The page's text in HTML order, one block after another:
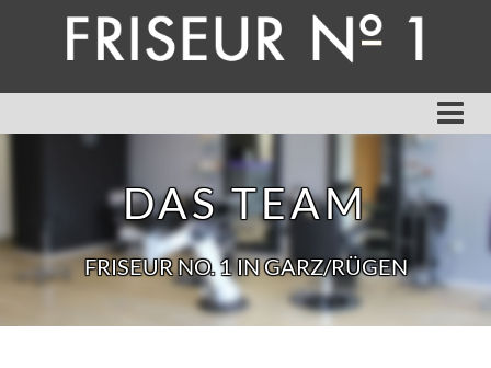
Zum Inhalt springen
DAS TEAM
FRISEUR NO. 1 IN GARZ/RÜGEN